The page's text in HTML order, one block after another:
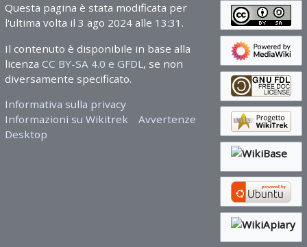
Questa pagina è stata modificata per
l'ultima volta il 3 ago 2024 alle 13:31.
Il contenuto è disponibile in base alla
licenza CC BY-SA 4.0 e GFDL , se non
diversamente specificato.
Informativa sulla privacy
Informazioni su Wikitrek
Avvertenze
Desktop